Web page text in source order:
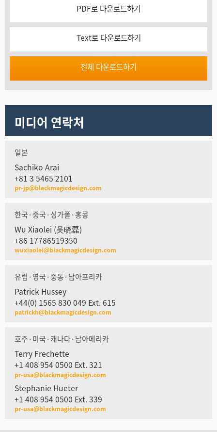
PDF로 다운로드하기
Text로 다운로드하기
전체 다운로드하기
미디어 연락처
일본
Sachiko Arai
+81 3 5465 2101
pr-jp@blackmagicdesign.com
한국·중국·싱가폴·홍콩
Wu Xiaolei (吴晓磊)
+86 17786519350
wuxiaolei@blackmagicdesign.com
유럽·영국·중동·남아프리카
Patrick Hussey
+44(0) 1565 830 049 Ext. 615
patrickh@blackmagicdesign.com
호주·미국·캐나다·남아메리카
Terry Frechette
+1 408 954 0500 Ext. 321
pr-usa@blackmagicdesign.com
Stephanie Hueter
+1 408 954 0500 Ext. 339
pr-usa@blackmagicdesign.com